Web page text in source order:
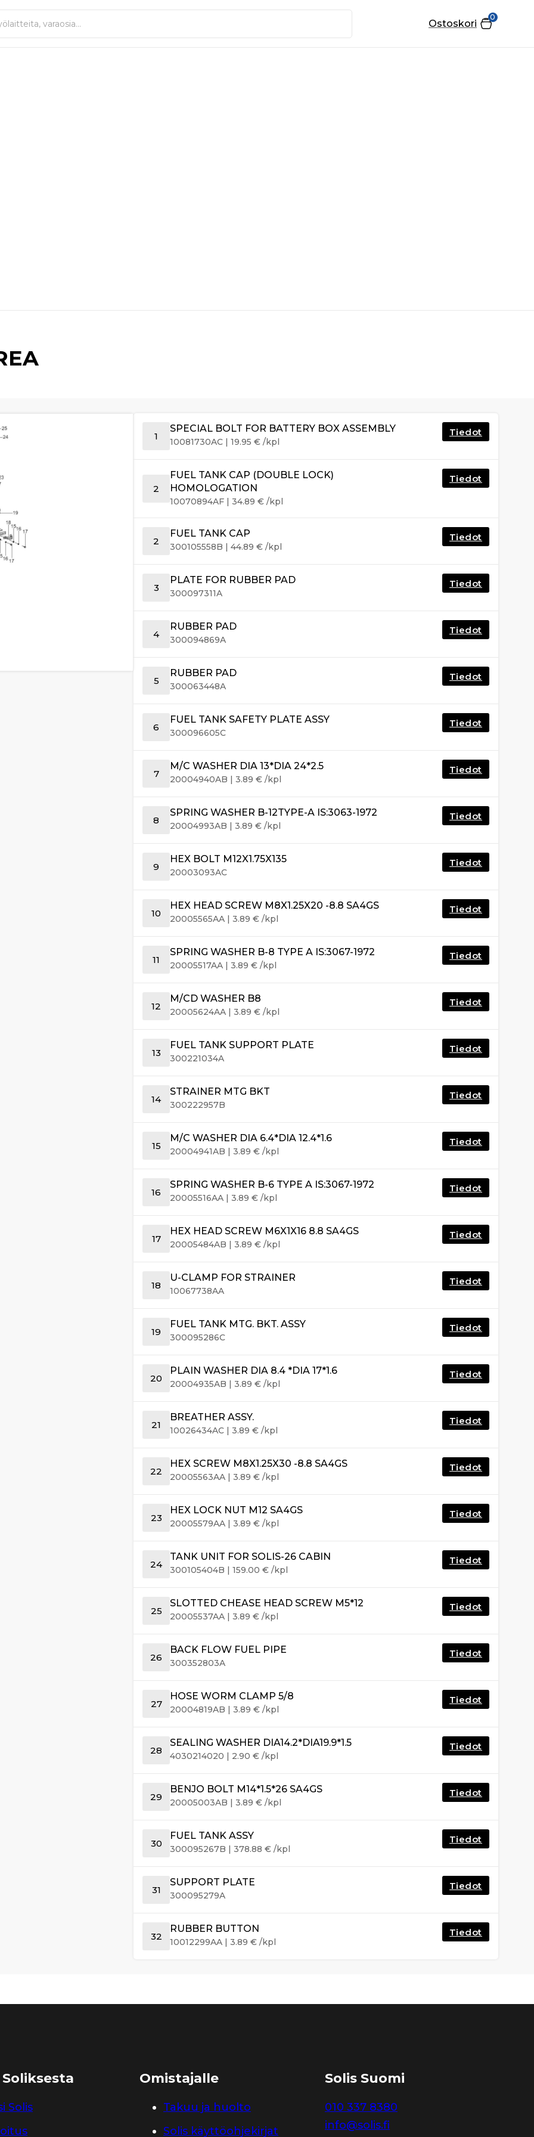
0
Ostoskori
1
SPECIAL BOLT FOR BATTERY BOX ASSEMBLY
10081730AC |19.95€ /kpl
Tiedot
2
FUEL TANK CAP (DOUBLE LOCK)
HOMOLOGATION
10070894AF |34.89€ /kpl
Tiedot
2
FUEL TANK CAP
300105558B |44.89€ /kpl
Tiedot
3
PLATE FOR RUBBER PAD
300097311A
Tiedot
4
RUBBER PAD
300094869A
Tiedot
5
RUBBER PAD
300063448A
Tiedot
6
FUEL TANK SAFETY PLATE ASSY
300096605C
Tiedot
7
M/C WASHER DIA 13*DIA 24*2.5
20004940AB |3.89€ /kpl
Tiedot
8
SPRING WASHER B-12TYPE-A IS:3063-1972
20004993AB |3.89€ /kpl
Tiedot
9
HEX BOLT M12X1.75X135
20003093AC
Tiedot
10
HEX HEAD SCREW M8X1.25X20 -8.8 SA4GS
20005565AA |3.89€ /kpl
Tiedot
11
SPRING WASHER B-8 TYPE A IS:3067-1972
20005517AA |3.89€ /kpl
Tiedot
12
M/CD WASHER B8
20005624AA |3.89€ /kpl
Tiedot
13
FUEL TANK SUPPORT PLATE
300221034A
Tiedot
14
STRAINER MTG BKT
300222957B
Tiedot
15
M/C WASHER DIA 6.4*DIA 12.4*1.6
20004941AB |3.89€ /kpl
Tiedot
16
SPRING WASHER B-6 TYPE A IS:3067-1972
20005516AA |3.89€ /kpl
Tiedot
17
HEX HEAD SCREW M6X1X16 8.8 SA4GS
20005484AB |3.89€ /kpl
Tiedot
18
U-CLAMP FOR STRAINER
10067738AA
Tiedot
19
FUEL TANK MTG. BKT. ASSY
300095286C
Tiedot
20
PLAIN WASHER DIA 8.4 *DIA 17*1.6
20004935AB |3.89€ /kpl
Tiedot
21
BREATHER ASSY.
10026434AC |3.89€ /kpl
Tiedot
22
HEX SCREW M8X1.25X30 -8.8 SA4GS
20005563AA |3.89€ /kpl
Tiedot
23
HEX LOCK NUT M12 SA4GS
20005579AA |3.89€ /kpl
Tiedot
24
TANK UNIT FOR SOLIS-26 CABIN
300105404B |159.00€ /kpl
Tiedot
25
SLOTTED CHEASE HEAD SCREW M5*12
20005537AA |3.89€ /kpl
Tiedot
26
BACK FLOW FUEL PIPE
300352803A
Tiedot
27
HOSE WORM CLAMP 5/8
20004819AB |3.89€ /kpl
Tiedot
28
SEALING WASHER DIA14.2*DIA19.9*1.5
4030214020 | 2.90€ /kpl
Tiedot
29
BENJO BOLT M14*1.5*26 SA4GS
20005003AB |3.89€ /kpl
Tiedot
30
FUEL TANK ASSY
300095267B |378.88€ /kpl
Tiedot
31
SUPPORT PLATE
300095279A
Tiedot
32
RUBBER BUTTON
10012299AA |3.89€ /kpl
Tiedot
Solis
Omistajalle
Takuu ja huolto
Solis käyttöohjekirjat
Solis Suomi
010 337 8380
info@solis.fi